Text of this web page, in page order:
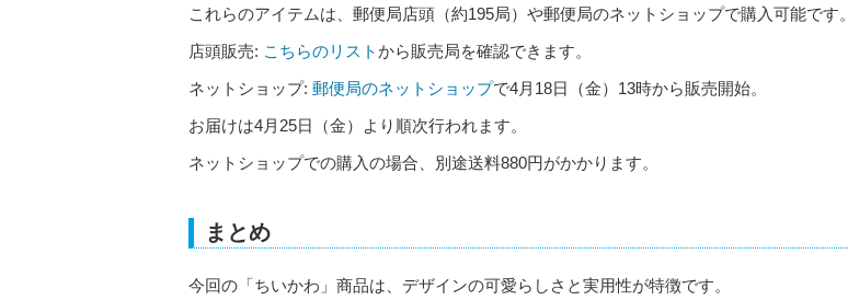
これらのアイテムは、郵便局店頭（約195局）や郵便局のネットショップで購入可能です。
店頭販売: こちらのリストから販売局を確認できます。
ネットショップ: 郵便局のネットショップで4月18日（金）13時から販売開始。
お届けは4月25日（金）より順次行われます。
ネットショップでの購入の場合、別途送料880円がかかります。
まとめ
今回の「ちいかわ」商品は、デザインの可愛らしさと実用性が特徴です。